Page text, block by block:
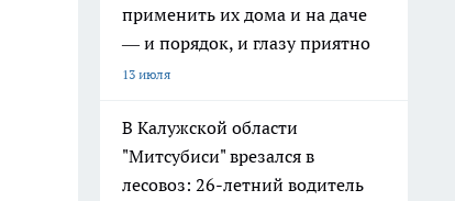
применить их дома и на даче
— и порядок, и глазу приятно
13 июля
В Калужской области
"Митсубиси" врезался в
лесовоз: 26-летний водитель